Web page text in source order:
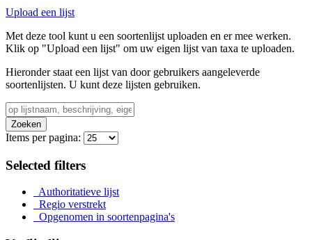
Upload een lijst
Met deze tool kunt u een soortenlijst uploaden en er mee werken.
Klik op "Upload een lijst" om uw eigen lijst van taxa te uploaden.
Hieronder staat een lijst van door gebruikers aangeleverde
soortenlijsten. U kunt deze lijsten gebruiken.
Zoeken
Items per pagina:
Selected filters
Authoritatieve lijst
Regio verstrekt
Opgenomen in soortenpagina's